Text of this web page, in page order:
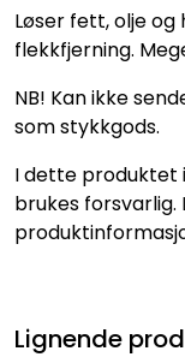
Løser fett, olje og
flekkfjerning.
NB! Kan ikke
som stykkgods.
I dette produktet
brukes
Lignende